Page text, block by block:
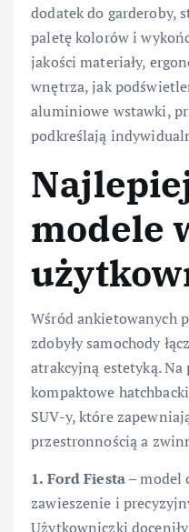
dodatek do garderoby,
paletę kolorów i
jakości materiały,
wnętrza, jak
aluminiowe wstawki,
podkreślają
modele
Wśród ankietowanych
zdobyły samochody
atrakcyjną estetyką.
kompaktowe
SUV-y, które
przestronnością a
1. Ford Fiesta– model
zawieszenie i
Użytkowniczki